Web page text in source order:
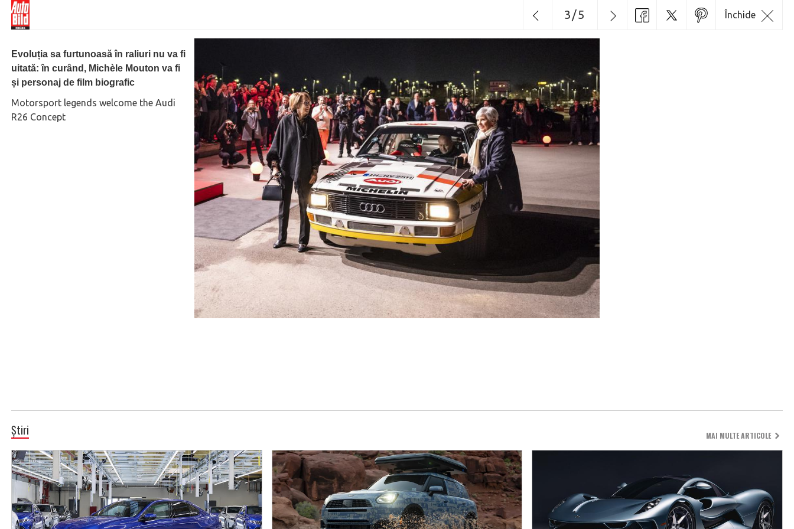
Evoluția sa furtunoasă în raliuri nu va fi
uitată: în curând, Michèle Mouton va fi
și personaj de film biografic
Motorsport legends welcome the Audi
R26 Concept
Închide
3/5
Știri MAI MULTE ARTICOLE